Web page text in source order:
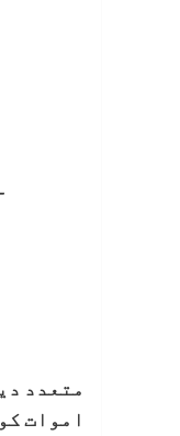
متعدد
اموات